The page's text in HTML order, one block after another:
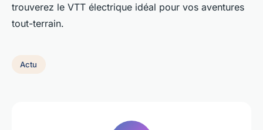
trouverez le VTT électrique idéal pour vos aventures
tout-terrain.
Actu